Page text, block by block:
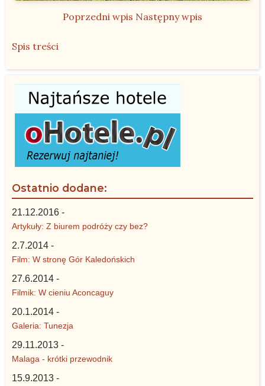
Poprzedni wpis Następny wpis
Spis treści
Ostatnio dodane:
21.12.2016 -
Artykuły: Z biurem podróży czy bez?
2.7.2014 -
Film: W stronę Gór Kaledońskich
27.6.2014 -
Filmik: W cieniu Aconcaguy
20.1.2014 -
Galeria: Tunezja
29.11.2013 -
Malaga - krótki przewodnik
15.9.2013 -